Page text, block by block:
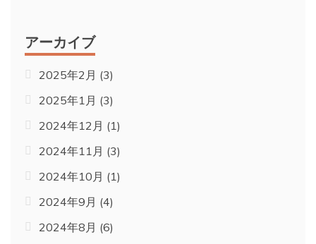
アーカイブ
2025年2月 (3)
2025年1月 (3)
2024年12月 (1)
2024年11月 (3)
2024年10月 (1)
2024年9月 (4)
2024年8月 (6)